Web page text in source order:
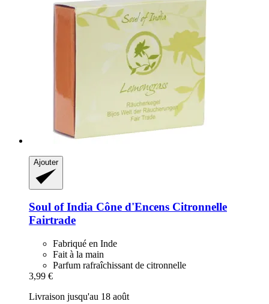
Ajouter
Soul of India Cône d'Encens Citronnelle
Fairtrade
Fabriqué en Inde
Fait à la main
Parfum rafraîchissant de citronnelle
3,99 €
Livraison jusqu'au 18 août